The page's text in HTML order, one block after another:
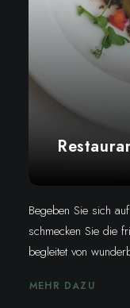
Begeben Sie sich
schmecken Sie die
begleitet von
MEHR DAZU